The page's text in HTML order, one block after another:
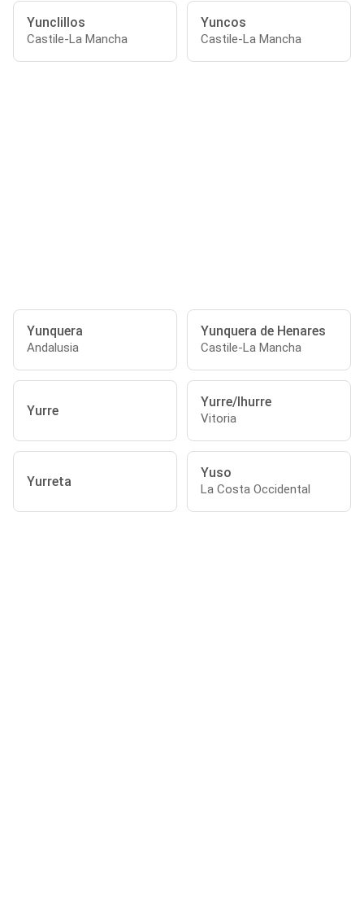
Yunclillos
Castile-La Mancha
Yuncos
Castile-La Mancha
Yunquera
Andalusia
Yunquera de Henares
Castile-La Mancha
Yurre
Yurre/Ihurre
Vitoria
Yurreta
Yuso
La Costa Occidental